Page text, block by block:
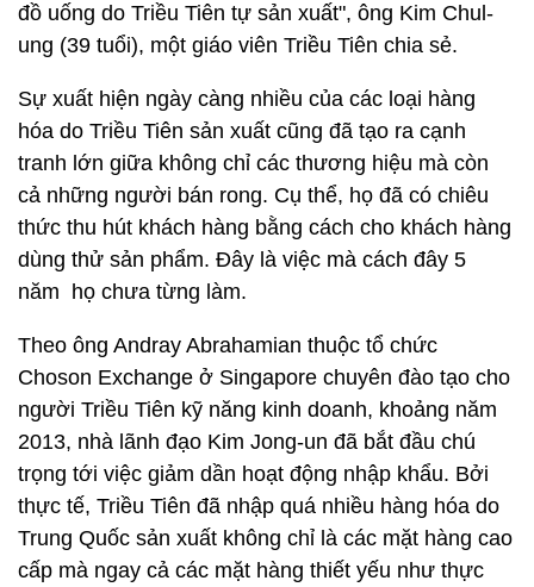
đồ uống do Triều Tiên tự sản xuất", ông Kim Chul-
ung (39 tuổi), một giáo viên Triều Tiên chia sẻ.
Sự xuất hiện ngày càng nhiều của các loại hàng
hóa do Triều Tiên sản xuất cũng đã tạo ra cạnh
tranh lớn giữa không chỉ các thương hiệu mà còn
cả những người bán rong. Cụ thể, họ đã có chiêu
thức thu hút khách hàng bằng cách cho khách hàng
dùng thử sản phẩm. Đây là việc mà cách đây 5
năm họ chưa từng làm.
Theo ông Andray Abrahamian thuộc tổ chức
Choson Exchange ở Singapore chuyên đào tạo cho
người Triều Tiên kỹ năng kinh doanh, khoảng năm
2013, nhà lãnh đạo Kim Jong-un đã bắt đầu chú
trọng tới việc giảm dần hoạt động nhập khẩu. Bởi
thực tế, Triều Tiên đã nhập quá nhiều hàng hóa do
Trung Quốc sản xuất không chỉ là các mặt hàng cao
cấp mà ngay cả các mặt hàng thiết yếu như thực